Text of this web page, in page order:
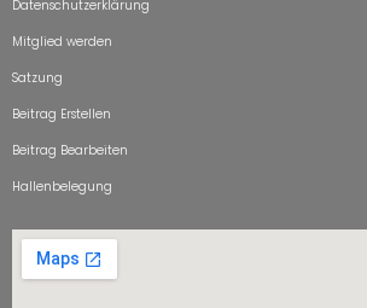
Datenschutzerklärung
Mitglied werden
Satzung
Beitrag Erstellen
Beitrag Bearbeiten
Hallenbelegung